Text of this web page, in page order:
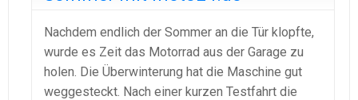
Nachdem endlich der Sommer an die Tür klopfte,
wurde es Zeit das Motorrad aus der Garage zu
holen. Die Überwinterung hat die Maschine gut
weggesteckt. Nach einer kurzen Testfahrt die